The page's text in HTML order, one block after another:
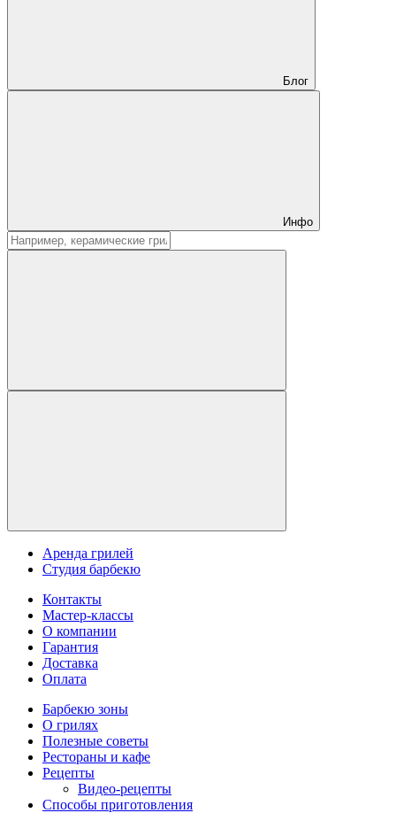
Блог
Инфо
Аренда грилей
Студия барбекю
Контакты
Мастер-классы
О компании
Гарантия
Доставка
Оплата
Барбекю зоны
О грилях
Полезные советы
Рестораны и кафе
Рецепты
Видео-рецепты
Способы приготовления